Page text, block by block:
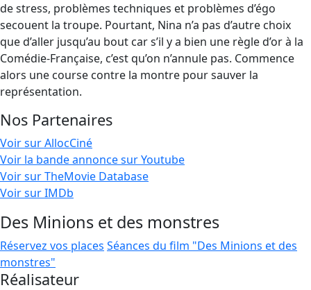
de stress, problèmes techniques et problèmes d’égo
secouent la troupe. Pourtant, Nina n’a pas d’autre choix
que d’aller jusqu’au bout car s’il y a bien une règle d’or à la
Comédie-Française, c’est qu’on n’annule pas. Commence
alors une course contre la montre pour sauver la
représentation.
Nos Partenaires
Voir sur AllocCiné
Voir la bande annonce sur Youtube
Voir sur TheMovie Database
Voir sur IMDb
Des Minions et des monstres
Réservez vos places Séances du film "Des Minions et des
monstres"
Réalisateur